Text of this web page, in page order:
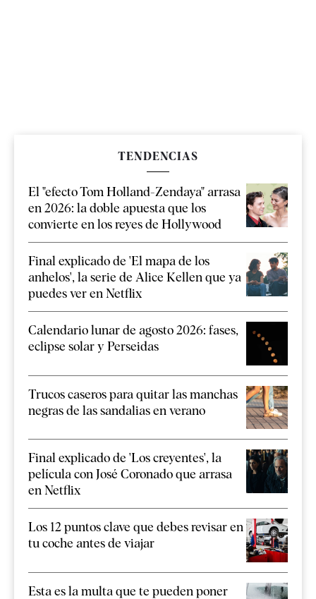
TENDENCIAS
El "efecto Tom Holland-Zendaya" arrasa
en 2026: la doble apuesta que los
convierte en los reyes de Hollywood
Final explicado de 'El mapa de los
anhelos', la serie de Alice Kellen que ya
puedes ver en Netflix
Calendario lunar de agosto 2026: fases,
eclipse solar y Perseidas
Trucos caseros para quitar las manchas
negras de las sandalias en verano
Final explicado de 'Los creyentes', la
película con José Coronado que arrasa
en Netflix
Los 12 puntos clave que debes revisar en
tu coche antes de viajar
Esta es la multa que te pueden poner